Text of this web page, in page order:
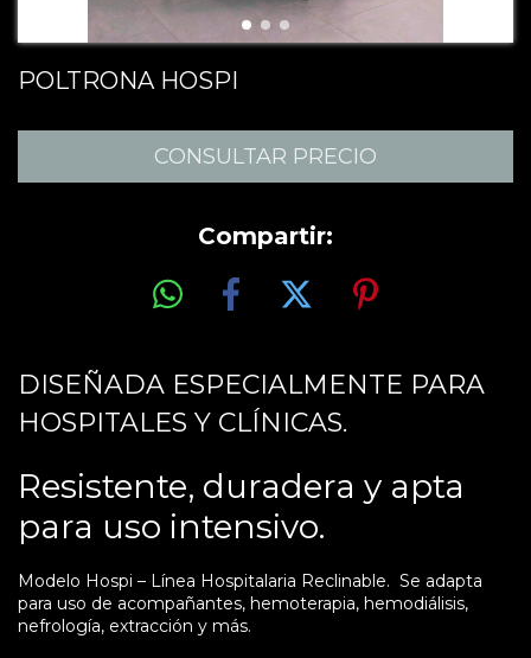
POLTRONA HOSPI
Compartir:
DISEÑADA ESPECIALMENTE PARA
HOSPITALES Y CLÍNICAS.
Resistente, duradera y apta
para uso intensivo.
Modelo Hospi – Línea Hospitalaria Reclinable. Se adapta
para uso de acompañantes, hemoterapia, hemodiálisis,
nefrología, extracción y más.